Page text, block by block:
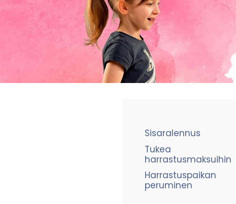
Sisaralennus
Tukea
harrastusmaksuihin
Harrastuspaikan
peruminen